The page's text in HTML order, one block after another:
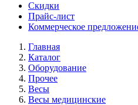
Скидки
Прайс-лист
Коммерческое
Главная
Каталог
Оборудование
Прочее
Весы
Весы медицинские